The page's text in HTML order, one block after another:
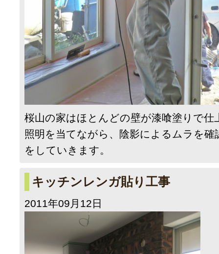
桜山の家はほとんどの壁が漆喰塗りで仕
照明を当てながら、陰影によるムラを確
をしていきます。
キッチンレンガ貼り工事
2011年09月12日